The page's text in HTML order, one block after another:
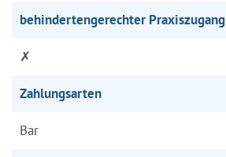
behindertengerechter Praxiszugang
✗
Zahlungsarten
Bar